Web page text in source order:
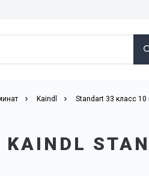
Kaindl Standart 33 класс